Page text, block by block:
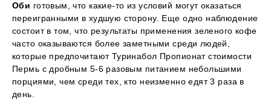
Оби готовым, что какие-то из условий могут оказаться
переигранными в худшую сторону. Еще одно наблюдение
состоит в том, что результаты применения зеленого кофе
часто оказываются более заметными среди людей,
которые предпочитают Туринабол Пропионат стоимости
Пермь с дробным 5-6 разовым питанием небольшими
порциями, чем среди тех, кто неизменно едят 3 раза в
день.